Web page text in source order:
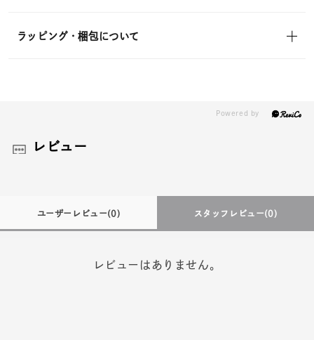
ラッピング・梱包について
レビュー
ユーザーレビュー(0) スタッフレビュー(0)
レビューはありません。